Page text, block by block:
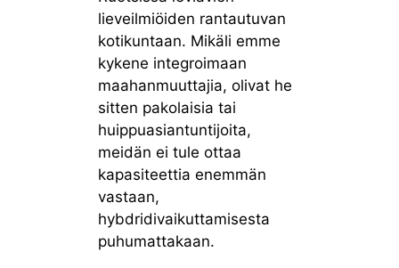
lieveilmiöiden rantautuvan
kotikuntaan. Mikäli emme
kykene integroimaan
maahanmuuttajia, olivat he
sitten pakolaisia tai
huippuasiantuntijoita,
meidän ei tule ottaa
kapasiteettia enemmän
vastaan,
hybdridivaikuttamisesta
puhumattakaan.